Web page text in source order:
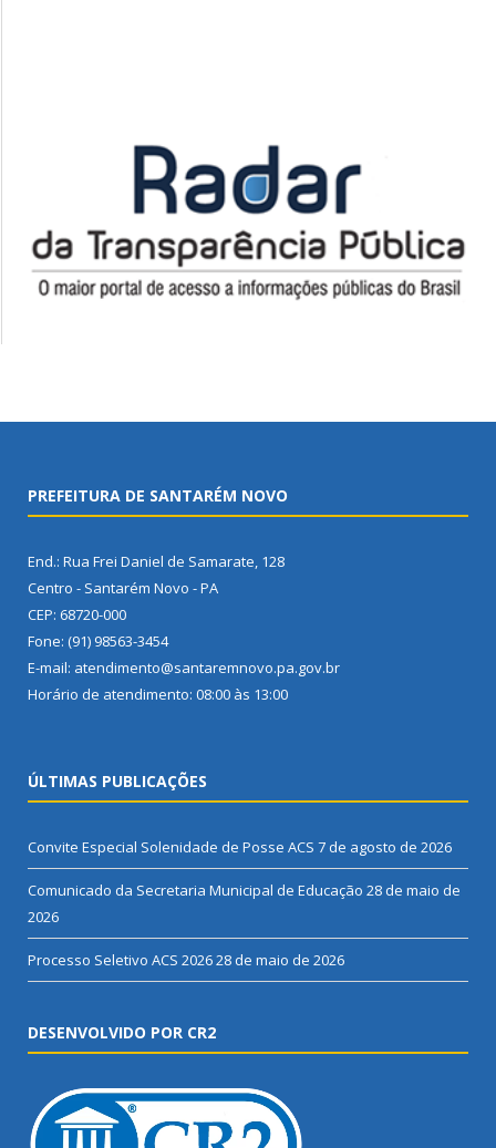
PREFEITURA DE SANTARÉM NOVO
End.: Rua Frei Daniel de Samarate, 128
Centro - Santarém Novo - PA
CEP: 68720-000
Fone: (91) 98563-3454
E-mail: atendimento@santaremnovo.pa.gov.br
Horário de atendimento: 08:00 às 13:00
ÚLTIMAS PUBLICAÇÕES
Convite Especial Solenidade de Posse ACS 7 de agosto de 2026
Comunicado da Secretaria Municipal de Educação 28 de maio de
2026
Processo Seletivo ACS 202628 de maio de 2026
DESENVOLVIDO POR CR2